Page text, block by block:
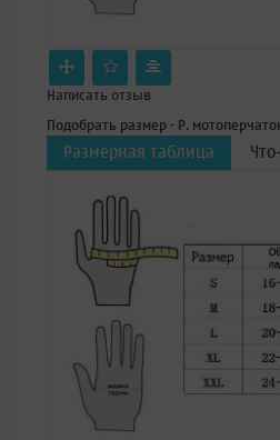
Написать отзыв
Подобрать размер - Р.
Размерная таблица